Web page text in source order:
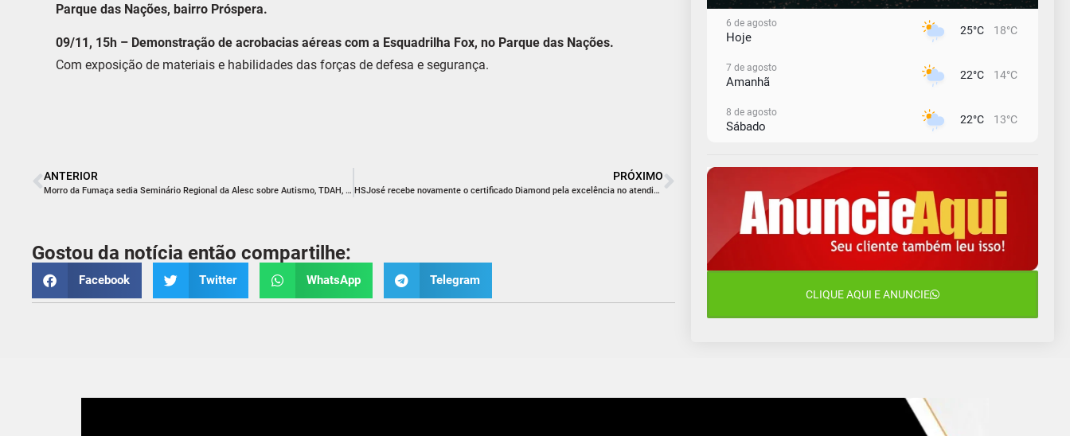
Parque das Nações, bairro Próspera.
09/11, 15h – Demonstração de acrobacias aéreas com a Esquadrilha Fox, no Parque das Nações.
Com exposição de materiais e habilidades das forças de defesa e segurança.
ANTERIOR
Morro da Fumaça sedia Seminário Regional da Alesc sobre Autismo, TDAH, Hiperatividade e Inclusão nesta sexta-feira
PRÓXIMO
HSJosé recebe novamente o certificado Diamond pela excelência no atendimento aos pacientes com AVC
Gostou da notícia então compartilhe:
Facebook Twitter WhatsApp Telegram
6 de agosto
Hoje 25°C 18°C
7 de agosto
Amanhã 22°C 14°C
8 de agosto
Sábado 22°C 13°C
Domingo
10 de agosto
Segunda-Feira
11 de agosto
15°C 9°C
CLIQUE AQUI E ANUNCIE